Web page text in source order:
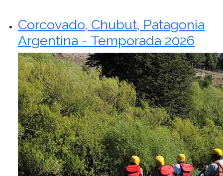
Corcovado, Chubut, Patagonia
Argentina - Temporada 2026